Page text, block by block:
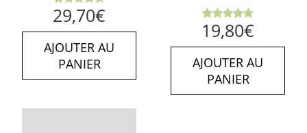
Note
4.64sur
5
29,70€
AJOUTER AU
PANIER
Note5.00
sur 5
19,80€
AJOUTER AU
PANIER